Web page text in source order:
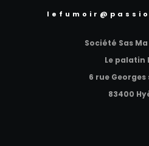
Société Sas
Le palatin
6 rue
83400